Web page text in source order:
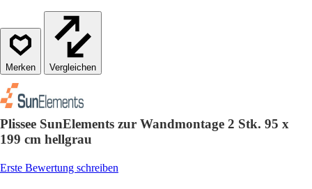
Vergleichen
Plissee SunElements zur Wandmontage 2 Stk. 95 x
199 cm hellgrau
Erste Bewertung schreiben